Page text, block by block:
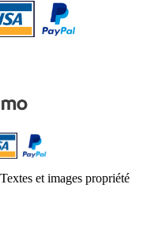
et images propriété